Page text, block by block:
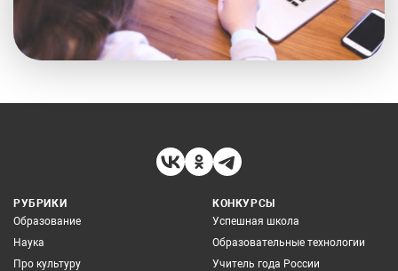
РУБРИКИ
Образование
Наука
Про культуру
КОНКУРСЫ
Успешная школа
Образовательные технологии
Учитель года России